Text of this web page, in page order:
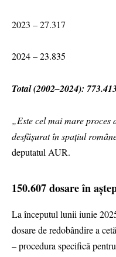
2023 – 27.317
2024 – 23.835
Total (2002–2024):
„Este cel mai mare
desfășurat în spațiul
deputatul AUR.
150.607 dosare în
La începutul lunii iunie
dosare de redobândire a
– procedura specifică